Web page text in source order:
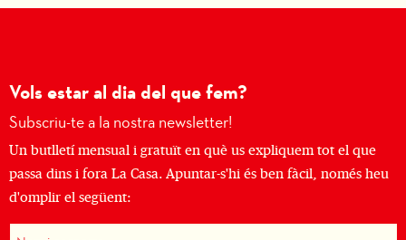
Vols estar al dia del que fem?
Subscriu-te a la nostra newsletter!
Un butlletí mensual i gratuït en què us expliquem tot el que
passa dins i fora La Casa. Apuntar-s'hi és ben fàcil, només heu
d'omplir el següent: